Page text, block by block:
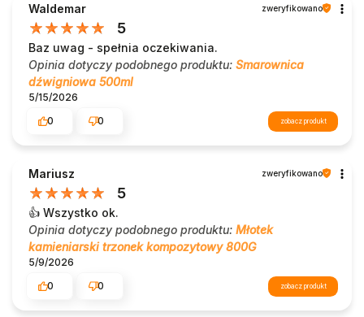
Waldemar zweryfikowano
5
Baz uwag - spełnia oczekiwania.
Opinia dotyczy podobnego produktu: Smarownica
dźwigniowa 500ml
5/15/2026
0
0 zobacz produkt
Mariusz zweryfikowano
5
👍️ Wszystko ok.
Opinia dotyczy podobnego produktu: Młotek
kamieniarski trzonek kompozytowy 800G
5/9/2026
0
0 zobacz produkt